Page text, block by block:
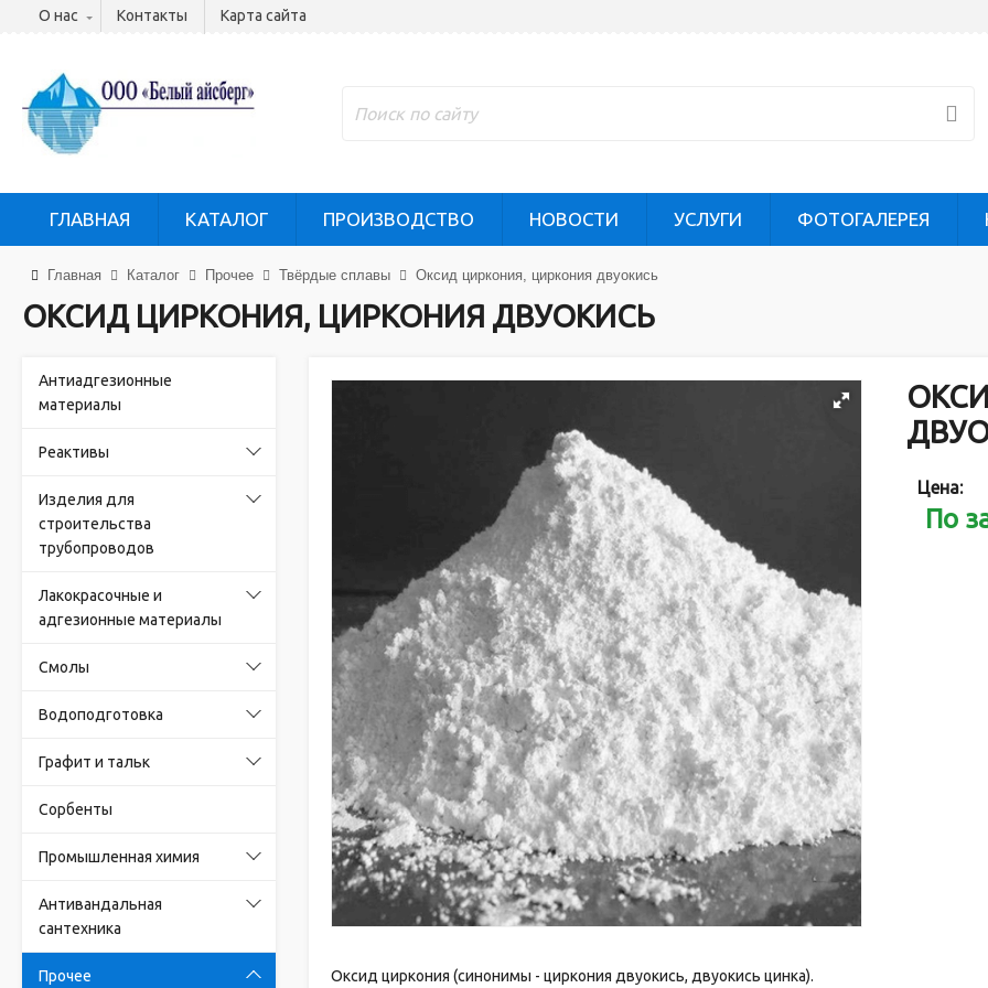
О нас Контакты Карта сайта
ГЛАВНАЯ КАТАЛОГ ПРОИЗВОДСТВО НОВОСТИ УСЛУГИ ФОТОГАЛЕРЕЯ
Главная Каталог Прочее Твёрдые сплавы Оксид циркония, циркония двуокись
ОКСИД ЦИРКОНИЯ, ЦИРКОНИЯ ДВУОКИСЬ
Антиадгезионные
материалы
Реактивы
Изделия для
строительства
трубопроводов
Лакокрасочные и
адгезионные материалы
Смолы
Водоподготовка
Графит и тальк
Сорбенты
Промышленная химия
Антивандальная
сантехника
Прочее
Цена:
По
Оксид циркония (синонимы - циркония двуокись, двуокись цинка).